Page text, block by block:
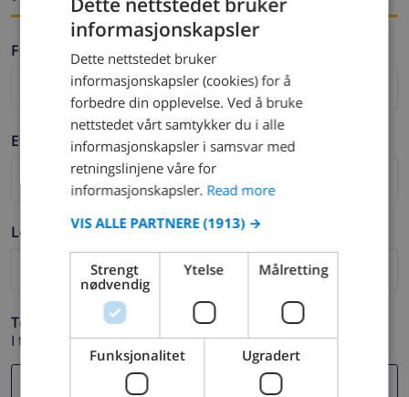
Fornavn *
Etternavn *
Logg ut *
Telefon *
I tilfelle din e-postadresse ikke fungerer.
SPANISH
GERMAN
CATALAN
NORWEGIAN
informasjonskapsler
Dette nettstedet bruker
informasjonskapsler (cookies) for å
forbedre din opplevelse. Ved å bruke
nettstedet vårt samtykker du i alle
informasjonskapsler i samsvar med
retningslinjene våre for
informasjonskapsler. Read more
VIS ALLE PARTNERE (1913) →
Strengt
nødvendig
Ytelse Målretting
Funksjonalitet Ugradert